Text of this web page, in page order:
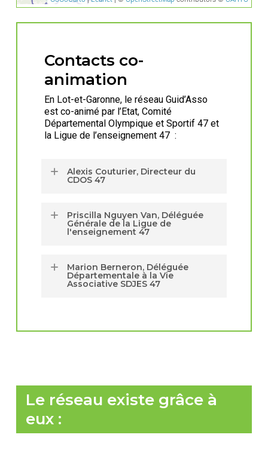
Contacts co-
animation
En Lot-et-Garonne, le réseau Guid’Asso
est co-animé par l’Etat, Comité
Départemental Olympique et Sportif 47 et
la Ligue de l’enseignement 47 :
Alexis Couturier, Directeur du
CDOS 47
alexiscouturier@franceolympique.com
📞 05 53 48 32 50
Priscilla Nguyen Van, Déléguée
Générale de la Ligue de
l'enseignement 47
📞 05 53 77 05 31
Marion Berneron, Déléguée
Départementale à la Vie
Associative SDJES 47
Le réseau existe grâce à
eux :